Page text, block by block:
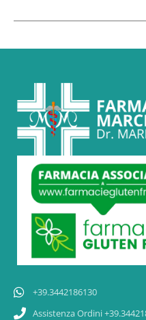
+39.3442186130
Assistenza Ordini